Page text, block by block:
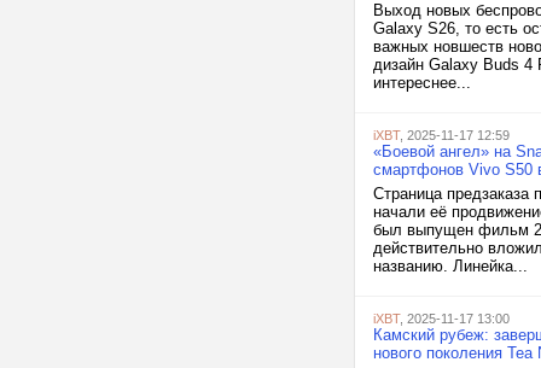
Выход новых
Galaxy S26, то есть
важных новшеств
дизайн Galaxy Buds 4
интереснее...
iXBT, 2025-11-17 12:59
«Боевой ангел» на
смартфонов Vivo S50
Страница
начали её
был выпущен фильм
действительно
названию. Линейка...
iXBT, 2025-11-17 13:00
Камский рубеж:
нового поколения Tea